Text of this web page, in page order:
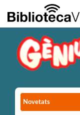
Salta al contingut principal
Novetats